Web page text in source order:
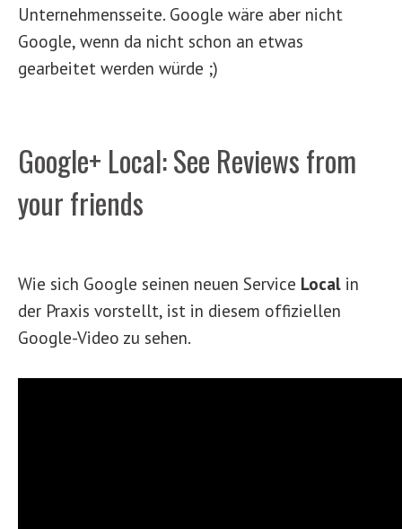
Unternehmensseite. Google wäre aber nicht
Google, wenn da nicht schon an etwas
gearbeitet werden würde ;)
Google+ Local: See Reviews from
your friends
Wie sich Google seinen neuen Service Local in
der Praxis vorstellt, ist in diesem offiziellen
Google-Video zu sehen.